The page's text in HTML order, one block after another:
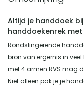
Altijd je handdoek
handdoekenrek met
Rondslingerende
bron van ergernis in
met 4 armen RVS mag
Niet alleen pak je je